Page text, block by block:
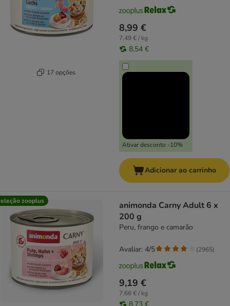
17 opções
8,99 €
7,49 € / kg
8,54 €
Ativar desconto -10%
Adicionar ao carrinho
zooplus
animonda Carny Adult 6 x
200 g
Peru, frango e camarão
9,19 €
7,66 € / kg
Avaliar: 4/5 (2965)